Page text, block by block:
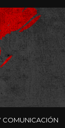
COMUNICACIÓN